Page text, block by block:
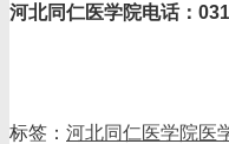
河北同仁医学院电话：
标签： 河北同仁医学院医